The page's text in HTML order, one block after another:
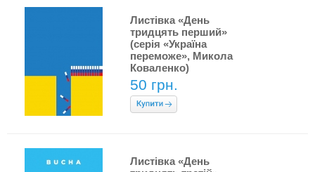
Листівка «День
тридцять перший»
(серія «Україна
переможе», Микола
Коваленко)
50 грн.
Листівка «День